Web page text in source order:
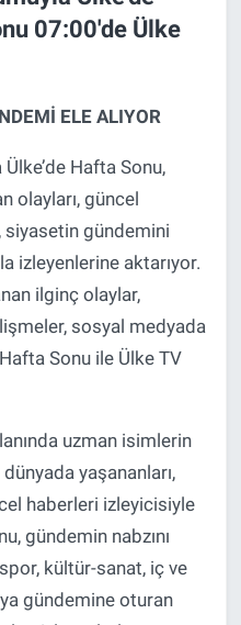
07:00'de Ülke
ELE ALIYOR
Ülke’de Hafta Sonu,
olayları, güncel
siyasetin gündemini
izleyenlerine aktarıyor.
ilginç olaylar,
sosyal medyada
Sonu ile Ülke TV
uzman isimlerin
yaşananları,
haberleri izleyicisiyle
gündemin nabzını
kültür-sanat, iç ve
gündemine oturan